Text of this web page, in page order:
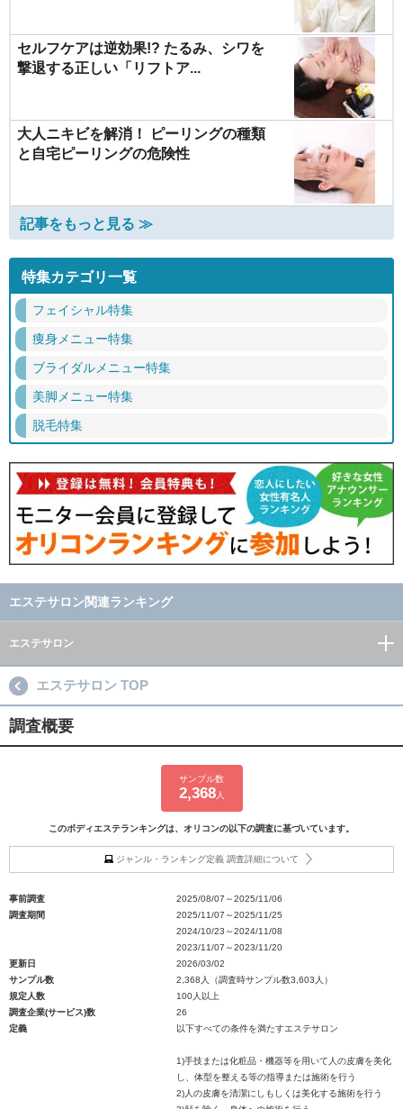
セルフケアは逆効果!? たるみ、シワを
撃退する正しい「リフトア...
大人ニキビを解消！ ピーリングの種類
と自宅ピーリングの危険性
記事をもっと見る ≫
特集カテゴリ一覧
フェイシャル特集
痩身メニュー特集
ブライダルメニュー特集
美脚メニュー特集
脱毛特集
エステサロン関連ランキング
エステサロン
エステサロン TOP
調査概要
サンプル数
2,368人
このボディエステランキングは、オリコンの以下の調査に基づいています。
ジャンル・ランキング定義 調査詳細について
事前調査
2025/08/07～2025/11/06
調査期間
2025/11/07～2025/11/25
2024/10/23～2024/11/08
2023/11/07～2023/11/20
更新日
2026/03/02
サンプル数
2,368人（調査時サンプル数3,603人）
規定人数
100人以上
調査企業(サービス)数
26
定義
以下すべての条件を満たすエステサロン
1)手技または化粧品・機器等を用いて人の皮膚を美化
し、体型を整える等の指導または施術を行う
2)人の皮膚を清潔にしもしくは美化する施術を行う